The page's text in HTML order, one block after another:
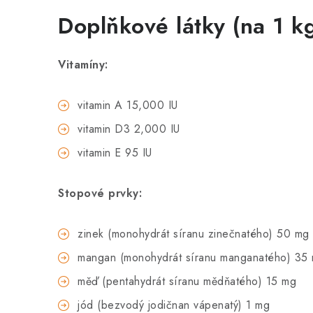
Doplňkové látky (na 1
Vitamíny:
vitamin A 15,000 IU
vitamin D3 2,000 IU
vitamin E 95 IU
Stopové prvky:
zinek (monohydrát síranu zinečnatého) 50 mg
mangan (monohydrát síranu manganatého) 35
měď (pentahydrát síranu mědňatého) 15 mg
jód (bezvodý jodičnan vápenatý) 1 mg